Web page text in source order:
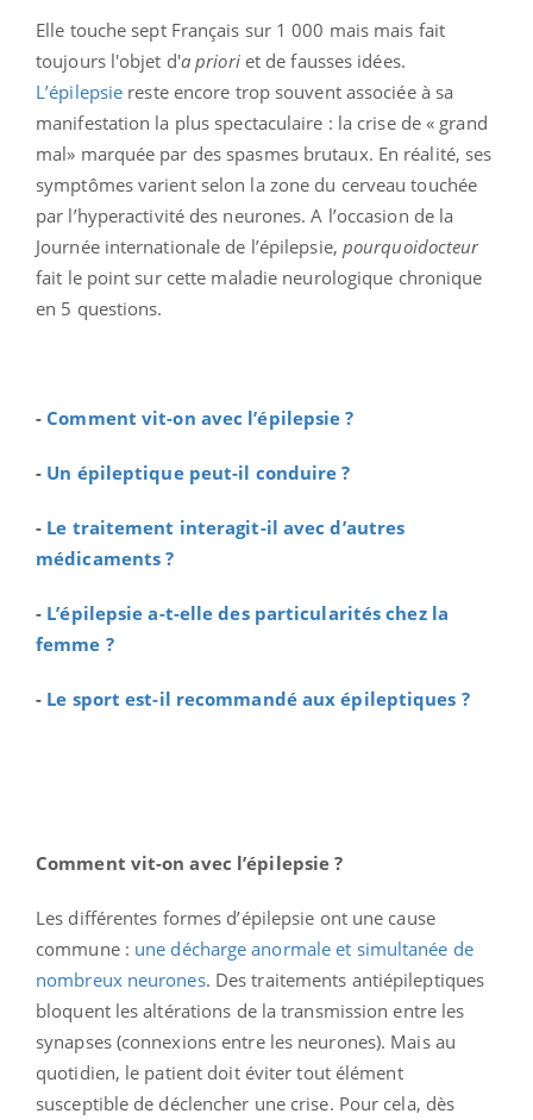
Elle touche sept Français sur 1 000 mais mais fait
toujours l'objet d'a prioriet de fausses idées.
L’épilepsie reste encore trop souvent associée à sa
manifestation la plus spectaculaire : la crise de « grand
mal» marquée par des spasmes brutaux. En réalité, ses
symptômes varient selon la zone du cerveau touchée
par l’hyperactivité des neurones. A l’occasion de la
Journée internationale de l’épilepsie, pourquoidocteur
fait le point sur cette maladie neurologique chronique
en 5 questions.
- Comment vit-on avec l’épilepsie ?
- Un épileptique peut-il conduire ?
- Le traitement interagit-il avec d’autres
médicaments ?
- L’épilepsie a-t-elle des particularités chez la
femme ?
- Le sport est-il recommandé aux épileptiques ?
Comment vit-on avec l’épilepsie ?
Les différentes formes d’épilepsie ont une cause
commune : une décharge anormale et simultanée de
nombreux neurones. Des traitements antiépileptiques
bloquent les altérations de la transmission entre les
synapses (connexions entre les neurones). Mais au
quotidien, le patient doit éviter tout élément
susceptible de déclencher une crise. Pour cela, dès